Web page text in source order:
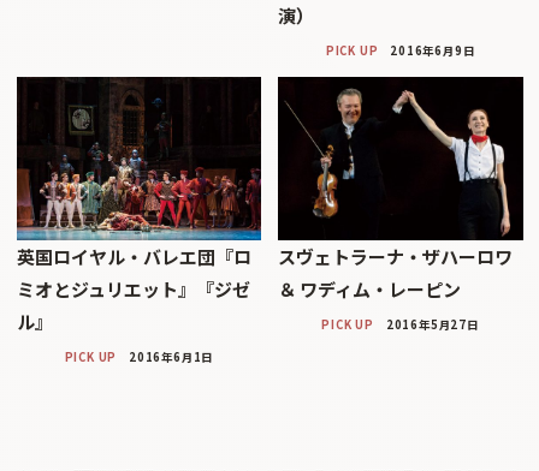
演）
PICK UP 2016年6月9日
英国ロイヤル・バレエ団『ロ
ミオとジュリエット』『ジゼ
ル』
PICK UP 2016年6月1日
スヴェトラーナ・ザハーロワ
＆ ワディム・レーピン
PICK UP 2016年5月27日